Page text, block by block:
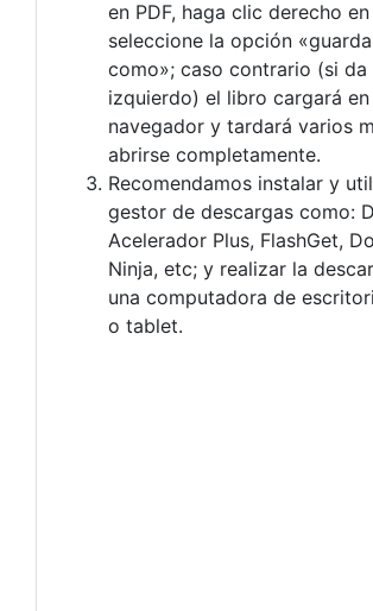
en PDF, haga clic derecho
seleccione la opción
como»; caso contrario (si da
izquierdo) el libro cargará en
navegador y tardará varios
abrirse completamente.
Recomendamos instalar y
gestor de descargas como:
Acelerador Plus, FlashGet,
Ninja, etc; y realizar la
una computadora de
o tablet.